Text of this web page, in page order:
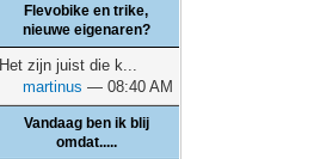
Flevobike en trike,
nieuwe eigenaren?
Het zijn juist die k...
martinus — 08:40 AM
Vandaag ben ik blij
omdat.....